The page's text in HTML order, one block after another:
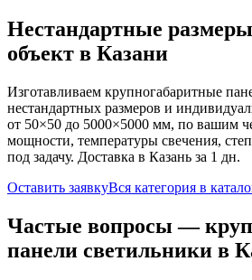
Нестандартные
объект в Казани
Изготавливаем крупногабаритные
нестандартных размеров и
от 50×50 до 5000×5000 мм, по вашим
мощности, температуры свечения,
под задачу. Доставка в Казань за 1 дн.
Оставить заявкуВся категория в
Частые вопросы —
панели светильники в